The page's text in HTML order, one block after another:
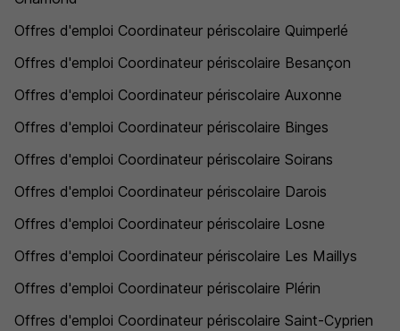
Offres d'emploi Coordinateur périscolaire Quimperlé
Offres d'emploi Coordinateur périscolaire Besançon
Offres d'emploi Coordinateur périscolaire Auxonne
Offres d'emploi Coordinateur périscolaire Binges
Offres d'emploi Coordinateur périscolaire Soirans
Offres d'emploi Coordinateur périscolaire Darois
Offres d'emploi Coordinateur périscolaire Losne
Offres d'emploi Coordinateur périscolaire Les Maillys
Offres d'emploi Coordinateur périscolaire Plérin
Offres d'emploi Coordinateur périscolaire Saint-Cyprien